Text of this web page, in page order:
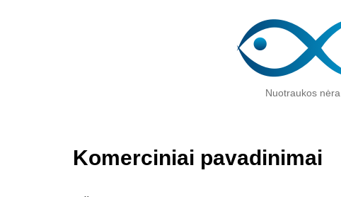
Nuotraukos nėra
Komerciniai pavadinimai